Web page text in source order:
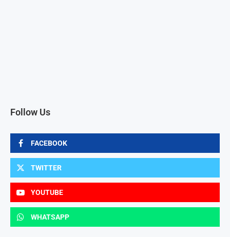
Follow Us
FACEBOOK
TWITTER
YOUTUBE
WHATSAPP